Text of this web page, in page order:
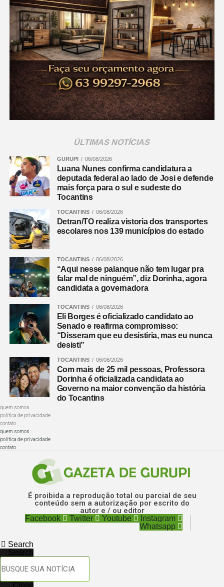
ÚLTIMAS NOTÍCIAS
GURUPI 06/08/2026
Luana Nunes confirma candidatura a
deputada federal ao lado de Josi e defende
mais força para o sul e sudeste do
Tocantins
TOCANTINS 06/08/2026
Detran/TO realiza vistoria dos transportes
escolares nos 139 municípios do estado
TOCANTINS 06/08/2026
“Aqui nesse palanque não tem lugar pra
falar mal de ninguém”, diz Dorinha, agora
candidata a governadora
TOCANTINS 06/08/2026
Eli Borges é oficializado candidato ao
Senado e reafirma compromisso:
“Disseram que eu desistiria, mas eu nunca
desisti”
TOCANTINS 06/08/2026
Com mais de 25 mil pessoas, Professora
Dorinha é oficializada candidata ao
Governo na maior convenção da história
do Tocantins
quem somos
política de privacidade
contato
quem somos
política de privacidade
contato
É proibida a reprodução total ou parcial de seu
conteúdo sem a autorização por escrito do
autor e / ou editor
Facebook Twitter Youtube
Instagram
Whatsapp
Search
Search